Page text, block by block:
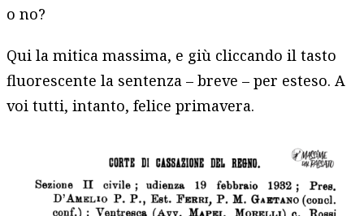
o no?
Qui la mitica massima, e giù cliccando il tasto
fluorescente la sentenza – breve – per esteso. A
voi tutti, intanto, felice primavera.